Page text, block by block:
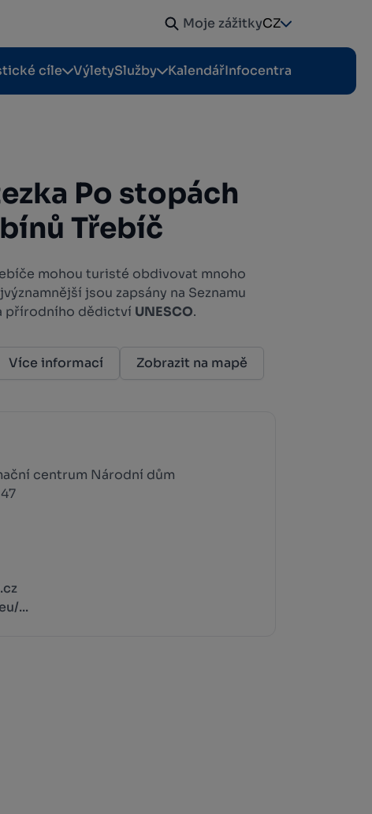
Moje zážitkyCZ
cíle VýletySlužby KalendářInfocentra
Po stopách
Třebíč
mohou turisté obdivovat mnoho
jsou zapsány na Seznamu
přírodního dědictví UNESCO.
Více informací Zobrazit na mapě
centrum Národní dům
...